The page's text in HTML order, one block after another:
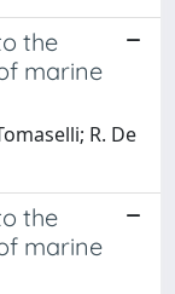
the
marine
R. De
the
marine